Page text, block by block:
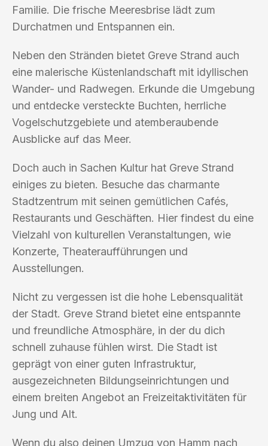
Familie. Die frische Meeresbrise lädt zum
Durchatmen und Entspannen ein.
Neben den Stränden bietet Greve Strand auch
eine malerische Küstenlandschaft mit idyllischen
Wander- und Radwegen. Erkunde die Umgebung
und entdecke versteckte Buchten, herrliche
Vogelschutzgebiete und atemberaubende
Ausblicke auf das Meer.
Doch auch in Sachen Kultur hat Greve Strand
einiges zu bieten. Besuche das charmante
Stadtzentrum mit seinen gemütlichen Cafés,
Restaurants und Geschäften. Hier findest du eine
Vielzahl von kulturellen Veranstaltungen, wie
Konzerte, Theateraufführungen und
Ausstellungen.
Nicht zu vergessen ist die hohe Lebensqualität
der Stadt. Greve Strand bietet eine entspannte
und freundliche Atmosphäre, in der du dich
schnell zuhause fühlen wirst. Die Stadt ist
geprägt von einer guten Infrastruktur,
ausgezeichneten Bildungseinrichtungen und
einem breiten Angebot an Freizeitaktivitäten für
Jung und Alt.
Wenn du also deinen Umzug von Hamm nach